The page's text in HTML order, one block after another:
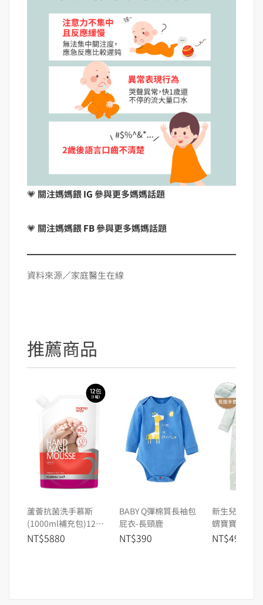
💗 關注媽媽餵IG參與更多媽媽話題
💗 關注媽媽餵FB參與更多媽媽話題
資料來源／家庭醫生在線
推薦商品
蘆薈抗菌洗手慕斯
(1000ml補充包)12包/
箱 箱購
NT$5880
BABY Q彈棉質長袖包
屁衣-長頸鹿
NT$390
新生兒 長袖
蝟寶寶
NT$490